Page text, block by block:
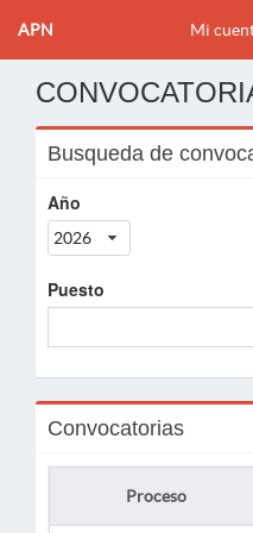
APN Mi
Busqueda de
Año
2026
Puesto
Convocatorias
Proceso